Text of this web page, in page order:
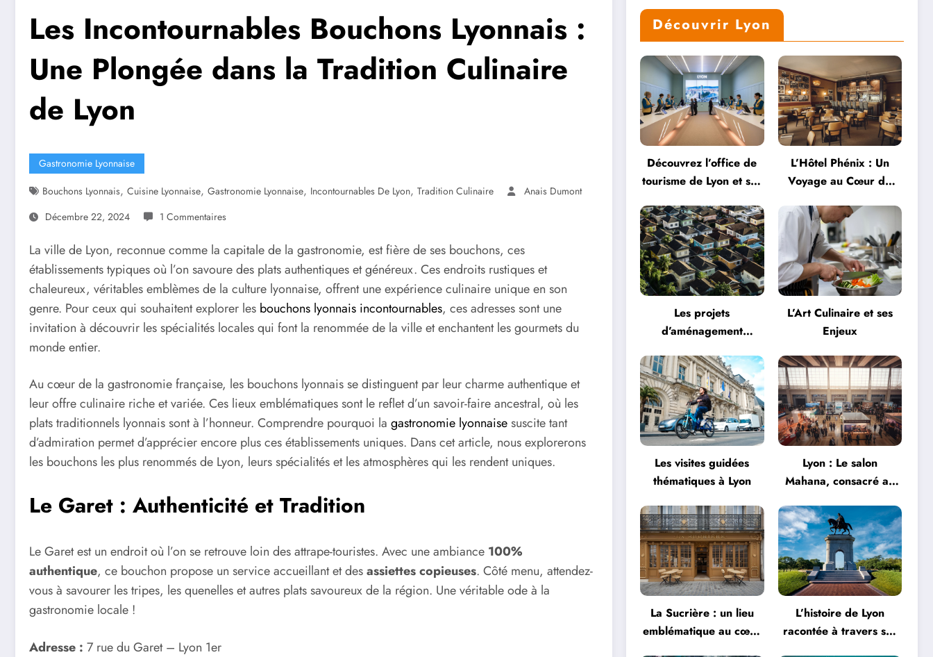
Les Incontournables Bouchons Lyonnais :
Une Plongée dans la Tradition Culinaire
de Lyon
Gastronomie Lyonnaise
Bouchons Lyonnais, Cuisine Lyonnaise, Gastronomie Lyonnaise, Incontournables De Lyon, Tradition Culinaire
Anais Dumont
Décembre 22, 2024
1 Commentaires
La ville de Lyon, reconnue comme la capitale de la gastronomie, est fière de ses bouchons, ces
établissements typiques où l’on savoure des plats authentiques et généreux. Ces endroits rustiques et
chaleureux, véritables emblèmes de la culture lyonnaise, offrent une expérience culinaire unique en son
genre. Pour ceux qui souhaitent explorer les bouchons lyonnais incontournables, ces adresses sont une
invitation à découvrir les spécialités locales qui font la renommée de la ville et enchantent les gourmets du
monde entier.
Au cœur de la gastronomie française, les bouchons lyonnais se distinguent par leur charme authentique et
leur offre culinaire riche et variée. Ces lieux emblématiques sont le reflet d’un savoir-faire ancestral, où les
plats traditionnels lyonnais sont à l’honneur. Comprendre pourquoi la gastronomie lyonnaisesuscite tant
d’admiration permet d’apprécier encore plus ces établissements uniques. Dans cet article, nous explorerons
les bouchons les plus renommés de Lyon, leurs spécialités et les atmosphères qui les rendent uniques.
Le Garet : Authenticité et Tradition
Le Garet est un endroit où l’on se retrouve loin des attrape-touristes. Avec une ambiance 100%
authentique, ce bouchon propose un service accueillant et desassiettes copieuses. Côté menu, attendez-
vous à savourer les tripes, les quenelles et autres plats savoureux de la région. Une véritable ode à la
gastronomie locale !
Adresse : 7 rue du Garet – Lyon 1er
Découvrir Lyon
Découvrez l’office de
tourisme de Lyon et ses
L’Hôtel Phénix : Un
Voyage au Cœur de
Les projets
d’aménagement
L’Art Culinaire et ses
Enjeux
Les visites guidées
thématiques à Lyon
Lyon : Le salon
Mahana, consacré au
grand retour à la Halle
Tony Garnier
La Sucrière : un lieu
emblématique au cœur
L’histoire de Lyon
racontée à travers ses